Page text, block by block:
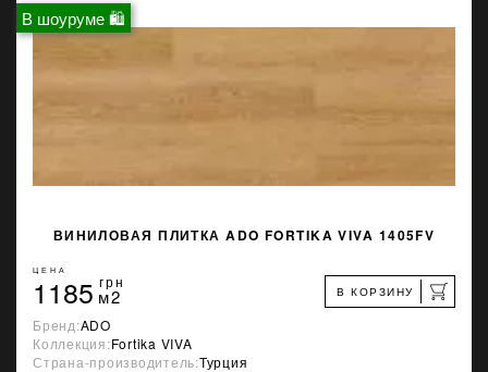
В шоуруме 🛍
ВИНИЛОВАЯ ПЛИТКА ADO FORTIKA VIVA 1405FV
ЦЕНА
1185 грн
м2 В КОРЗИНУ
Бренд:ADO
Коллекция:Fortika VIVA
Страна-производитель:Турция